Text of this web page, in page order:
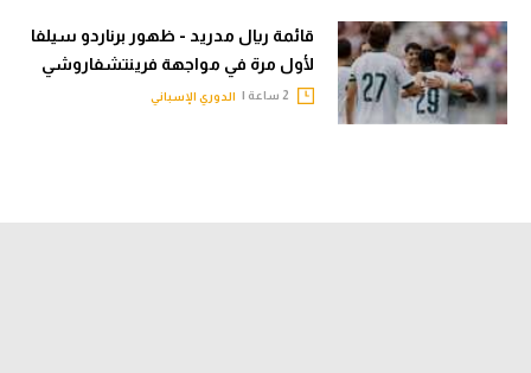
قائمة ريال مدريد - ظهور برناردو سيلفا
لأول مرة في مواجهة فرينتشفاروشي
الدوري الإسباني